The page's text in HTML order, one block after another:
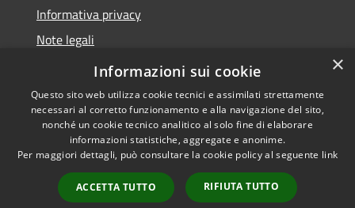
Informativa privacy
Note legali
Dichiarazione di accessibilità
Accessibilità
Copyright © 2026 • Comune di
Carnate • Powered by
Municipium•
Accesso
redazione
×
Informazioni sui cookie
Questo sito web utilizza cookie tecnici e assimilati strettamente
necessari al corretto funzionamento e alla navigazione del sito,
nonché un cookie tecnico analitico al solo fine di elaborare
informazioni statistiche, aggregate e anonime.
Per maggiori dettagli, può consultare la cookie policy al seguente link
ACCETTA TUTTO RIFIUTA TUTTO